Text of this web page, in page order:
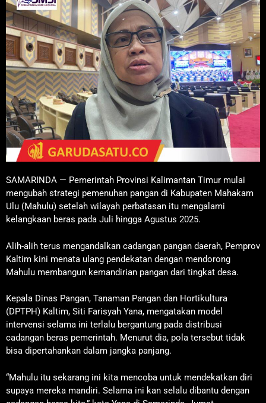
SAMARINDA — Pemerintah Provinsi Kalimantan Timur mulai
mengubah strategi pemenuhan pangan di Kabupaten Mahakam
Ulu (Mahulu) setelah wilayah perbatasan itu mengalami
kelangkaan beras pada Juli hingga Agustus 2025.
Alih-alih terus mengandalkan cadangan pangan daerah, Pemprov
Kaltim kini menata ulang pendekatan dengan mendorong
Mahulu membangun kemandirian pangan dari tingkat desa.
Kepala Dinas Pangan, Tanaman Pangan dan Hortikultura
(DPTPH) Kaltim, Siti Farisyah Yana, mengatakan model
intervensi selama ini terlalu bergantung pada distribusi
cadangan beras pemerintah. Menurut dia, pola tersebut tidak
bisa dipertahankan dalam jangka panjang.
“Mahulu itu sekarang ini kita mencoba untuk mendekatkan diri
supaya mereka mandiri. Selama ini kan selalu dibantu dengan